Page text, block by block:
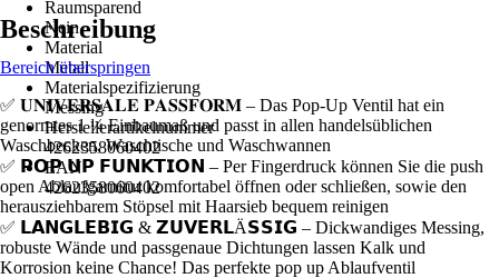
Raumsparend
Nein
Material
Metall
Materialspezifizierung
Messing
Herstellerartikelnummer
4262358060402
EAN
4262358060402
Beschreibung
Bereich überspringen
✅ 𝐔𝐍𝐈𝐕𝐄𝐑𝐒𝐀𝐋𝐄 𝐏𝐀𝐒𝐒𝐅𝐎𝐑𝐌 – Das Pop-Up Ventil hat ein
genormtes 1 ¼ Einbaumaß und passt in allen handelsüblichen
Waschbecken, Waschtische und Waschwannen
✅ 𝗣𝗢𝗣 𝗨𝗣 𝗙𝗨𝗡𝗞𝗧𝗜𝗢𝗡 – Per Fingerdruck können Sie die push
open Ablaufgarnitur komfortabel öffnen oder schließen, sowie den
herausziehbarem Stöpsel mit Haarsieb bequem reinigen
✅ 𝗟𝗔𝗡𝗚𝗟𝗘𝗕𝗜𝗚 & 𝗭𝗨𝗩𝗘𝗥𝗟Ä𝗦𝗦𝗜𝗚 – Dickwandiges Messing,
robuste Wände und passgenaue Dichtungen lassen Kalk und
Korrosion keine Chance! Das perfekte pop up Ablaufventil